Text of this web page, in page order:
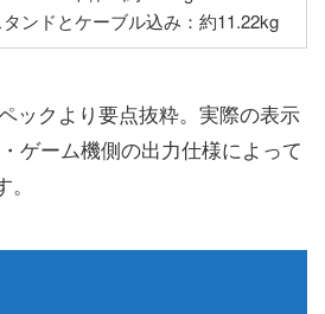
タンドとケーブル込み：約11.22kg
ックより要点抜粋。実際の表示
ゲーム機側の出力仕様によって